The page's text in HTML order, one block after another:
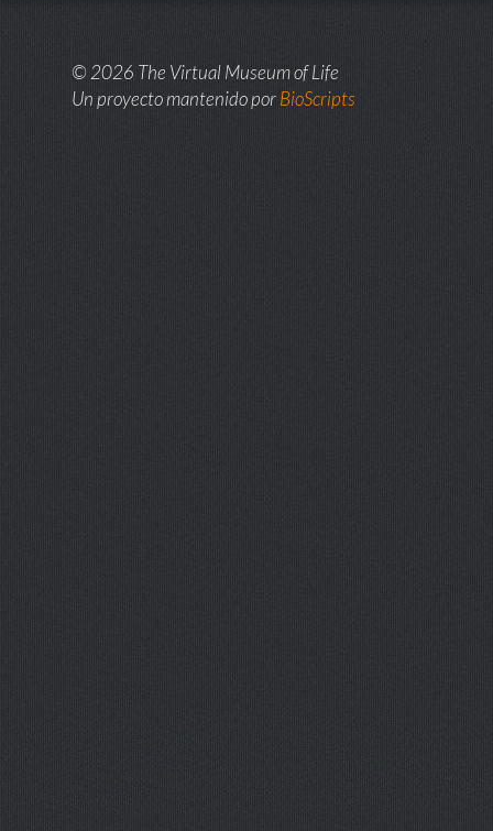
© 2026 The Virtual Museum of Life
Un proyecto mantenido porBioScripts